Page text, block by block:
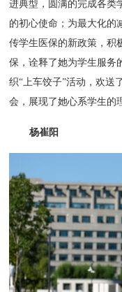
进典型，圆满的完成各类
的初心使命；为最大化的
传学生医保的新政策，积
保，诠释了她为学生服务
织“上车饺子”活动，欢送
会，展现了她心系学生的
杨崔阳